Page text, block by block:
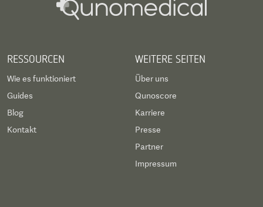
RESSOURCEN
Wie es funktioniert
Guides
Blog
Kontakt
WEITERE SEITEN
Über uns
Qunoscore
Karriere
Presse
Partner
Impressum